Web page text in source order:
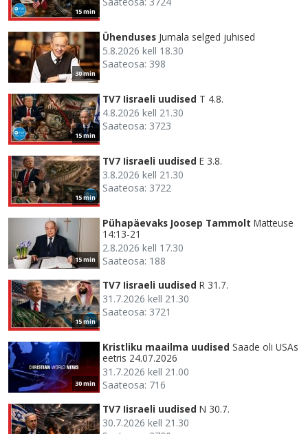
15 min
30 min
Ühenduses Jumala selged juhised
5.8.2026 kell 18.30
Saateosa: 398
15 min
TV7 Iisraeli uudised T 4.8.
4.8.2026 kell 21.30
Saateosa: 3723
15 min
TV7 Iisraeli uudised E 3.8.
3.8.2026 kell 21.30
Saateosa: 3722
15 min
Pühapäevaks Joosep Tammolt Matteuse
14:13-21
2.8.2026 kell 17.30
Saateosa: 188
15 min
TV7 Iisraeli uudised R 31.7.
31.7.2026 kell 21.30
Saateosa: 3721
30 min
Kristliku maailma uudised Saade oli USAs
eetris 24.07.2026
31.7.2026 kell 21.00
Saateosa: 716
TV7 Iisraeli uudised N 30.7.
30.7.2026 kell 21.30